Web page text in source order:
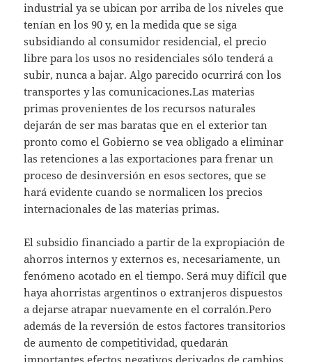
industrial ya se ubican por arriba de los niveles que
tenían en los 90 y, en la medida que se siga
subsidiando al consumidor residencial, el precio
libre para los usos no residenciales sólo tenderá a
subir, nunca a bajar. Algo parecido ocurrirá con los
transportes y las comunicaciones.Las materias
primas provenientes de los recursos naturales
dejarán de ser mas baratas que en el exterior tan
pronto como el Gobierno se vea obligado a eliminar
las retenciones a las exportaciones para frenar un
proceso de desinversión en esos sectores, que se
hará evidente cuando se normalicen los precios
internacionales de las materias primas.
El subsidio financiado a partir de la expropiación de
ahorros internos y externos es, necesariamente, un
fenómeno acotado en el tiempo. Será muy difícil que
haya ahorristas argentinos o extranjeros dispuestos
a dejarse atrapar nuevamente en el corralón.Pero
además de la reversión de estos factores transitorios
de aumento de competitividad, quedarán